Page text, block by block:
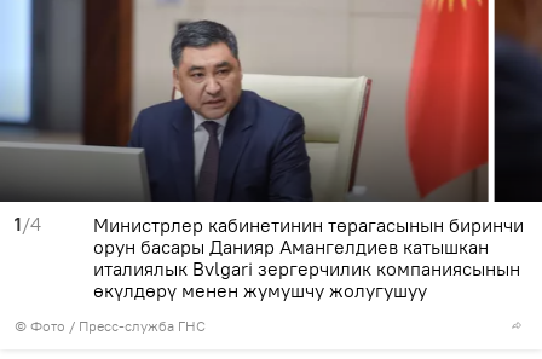
1/4
© Фото / Пресс-служба ГНС
Министрлер кабинетинин төрагасынын биринчи
орун басары Данияр Амангелдиев катышкан
италиялык Bvlgari зергерчилик компаниясынын
өкүлдөрү менен жумушчу жолугушуу